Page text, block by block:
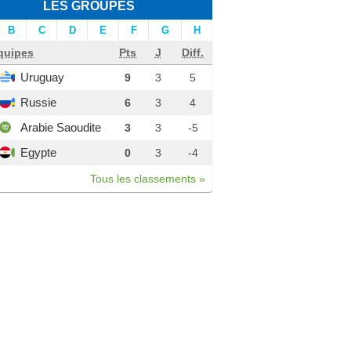
LES GROUPES
B C D E F G H
Pts J
Diff.
Uruguay 9 3
5
Russie 6 3
4
Arabie Saoudite 3 3
-5
Egypte 0 3 -4
Tous les classements »